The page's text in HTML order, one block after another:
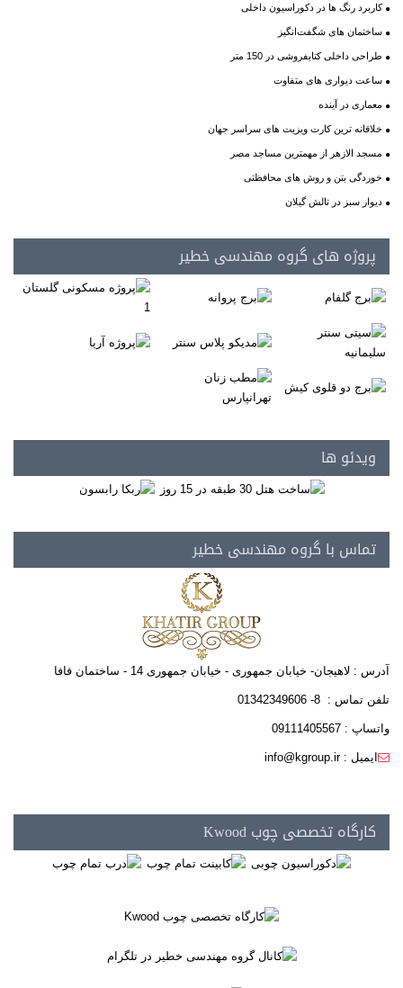
کاربرد رنگ ها در دکوراسیون داخلی
ساختمان های شگفت‌انگیز
طراحی داخلی کتابفروشی در 150 متر
ساعت دیواری های متفاوت
معماری در آینده
خلاقانه ترين كارت ويزيت های سراسر جهان
مسجد الازهر از مهمترین مساجد مصر
خوردگی بتن و روش های محافظتی
دیوار سبز در تالش گیلان
پروژه های گروه مهندسی خطیر
ویدئو ها
تماس با گروه مهندسی خطیر
آدرس : لاهیجان- خیابان جمهوری - خیابان جمهوری 14 - ساختمان فافا
تلفن تماس : 8- 01342349606
واتساپ : 09111405567
ایمیل : info@kgroup.ir
کارگاه تخصصی چوب Kwood